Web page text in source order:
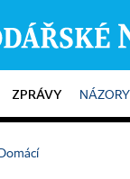
ZPRÁVY NÁZORY
Domácí